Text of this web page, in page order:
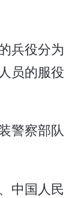
兵役分为
员的服役
警察部队
中国人民